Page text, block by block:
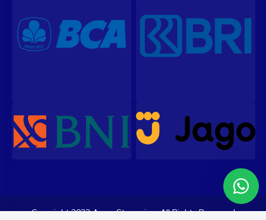
Copyright 2023 ArenaStreaming. All Rights Reserved
Our customer support team is
here to answer your questions.
Ask us anything!